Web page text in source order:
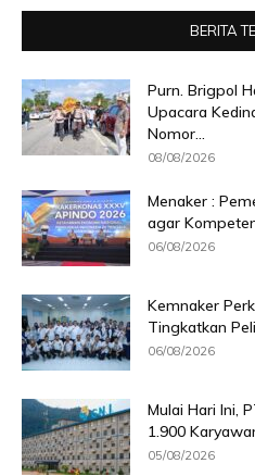
BERITA
Purn. Brigpol
Upacara
Nomor...
08/08/2026
Menaker :
agar
06/08/2026
Kemnaker
Tingkatkan
06/08/2026
Mulai Hari Ini,
1.900
05/08/2026